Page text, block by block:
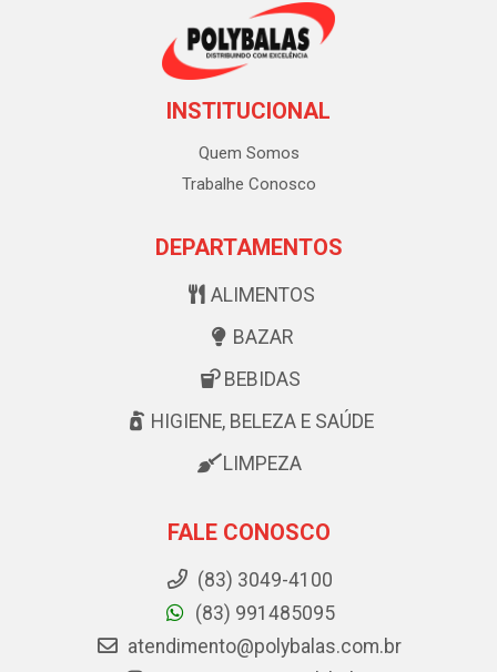
INSTITUCIONAL
Quem Somos
Trabalhe Conosco
DEPARTAMENTOS
ALIMENTOS
BAZAR
BEBIDAS
HIGIENE, BELEZA E SAÚDE
LIMPEZA
FALE CONOSCO
(83) 3049-4100
(83) 991485095
atendimento@polybalas.com.br